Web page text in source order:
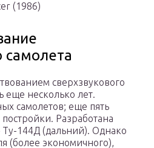
(1986)
самолета
сверхзвукового
еще несколько лет.
самолетов; еще пять
Разработана
144Д (дальний). Однако
(более экономичного),